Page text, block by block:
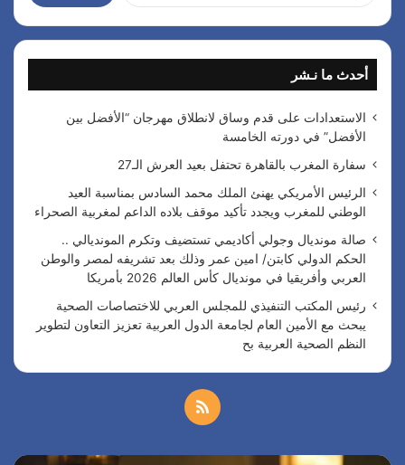
ح
ث
ن
:
أحدث ما نـشر
الاستعدادات على قدم وساق لانطلاق مهرجان “الأفضل بين
الأفضل” في دورته الخامسة
سفارة المغرب بالقاهرة تحتفل بعيد العرش الـ27
الرئيس الأمريكي يهنئ الملك محمد السادس بمناسبة العيد
الوطني للمغرب ويجدد تأكيد موقف بلاده الداعم لمغربية الصحراء
صالة مونديال وجولي أكاديمي تستضيف وتكرم المونديالي ..
الحكم الدولي كابتن/ امين عمر وذلك بعد تشريفه لمصر والوطن
العربي وأفريقيا في مونديال كأس العالم 2026 بأمريكا
رئيس المكتب التنفيذي للمجلس العربي للاختصاصات الصحية
يبحث مع الأمين العام لجامعة الدول العربية تعزيز التعاون لتطوير
النظم الصحية العربية بح